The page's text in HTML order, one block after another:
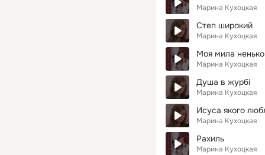
Марина Кухоцкая
Степ широкий
Марина Кухоцкая
Моя мила ненько
Марина Кухоцкая
Душа в журбі
Марина Кухоцкая
Исуса якого
Марина Кухоцкая
Рахиль
Марина Кухоцкая